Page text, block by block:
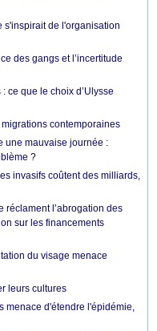
s'inspirait de l'organisation
des gangs et l’incertitude
ce que le choix d’Ulysse
migrations contemporaines
une mauvaise journée :
?
invasifs coûtent des milliards,
réclament l’abrogation des
sur les financements
du visage menace
leurs cultures
menace d'étendre l'épidémie,